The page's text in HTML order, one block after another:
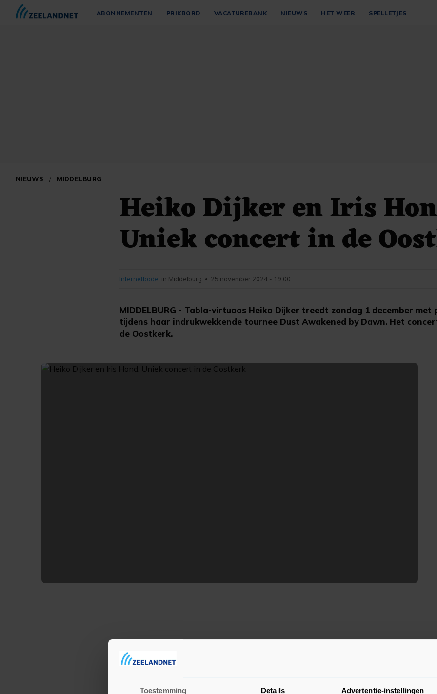
Toestemming Details Advertentie-instellingen
ABONNEMENTEN PRIKBORD VACATUREBANK NIEUWS HET WEER SPELLETJES
NIEUWS / MIDDELBURG
Heiko Dijker en Iris
Uniek concert in de
MIDDELBURG - Tabla-virtuoos Heiko Dijker treedt zondag 1 december met
tijdens haar indrukwekkende tournee Dust Awakened by Dawn. Het
de Oostkerk.
Internetbode in Middelburg • 25 november 2024 - 19:00